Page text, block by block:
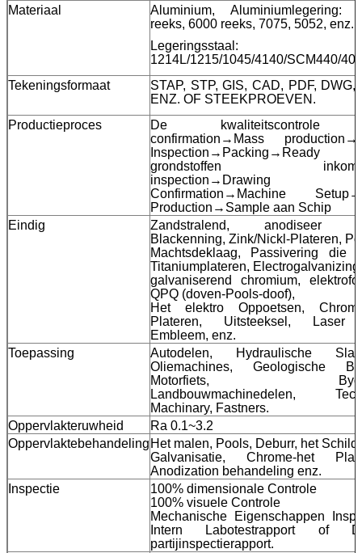
Materiaal
Aluminium, Aluminiumlegering:
reeks, 6000 reeks, 7075, 5052, enz.
Legeringsstaal:
1214L/1215/1045/4140/SCM440/
Tekeningsformaat
STAP, STP, GIS, CAD, PDF, DWG,
ENZ. OF STEEKPROEVEN.
Productieproces
De kwaliteitscontrole
confirmation→Mass
Inspection→Packing→Ready
grondstoffen
inspection→Drawing
Confirmation→Machine
Production→Sample aan Schip
Eindig
Zandstralend, anodiseer
Blackenning, Zink/Nickl-Plateren,
Machtsdeklaag, Passivering die
Titaniumplateren, Electrogalvanizing,
galvaniserend chromium,
QPQ (doven-Pools-doof),
Het elektro Oppoetsen,
Plateren, Uitsteeksel, Laser
Embleem, enz.
Toepassing
Autodelen, Hydraulische
Oliemachines, Geologische
Motorfiets,
Landbouwmachinedelen,
Machinary, Fastners.
Oppervlakteruwheid
Ra 0.1~3.2
Oppervlaktebehandeling Het malen, Pools, Deburr, het
Galvanisatie, Chrome-het
Anodization behandeling enz.
Inspectie
100% dimensionale Controle
100% visuele Controle
Mechanische Eigenschappen
Intern Labotestrapport of
partijinspectierapport.